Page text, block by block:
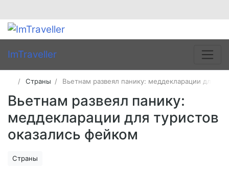
ImTraveller
Страны Вьетнам развеял панику: меддекларации для
Вьетнам развеял панику:
меддекларации для туристов
оказались фейком
Страны